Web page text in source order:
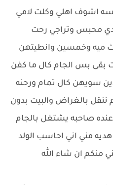
اشوف اهلي وكلت لامي
محبس وتراجي رحت
ميه وخمسين وانطيتهن
بقى بس الجام كال ما كفن
سويهن كال تمام ورحنه
ننقل بالغراض والبيت بدون
صاحبه يشتغل بالجام
مني اني احاسب الولد
منكم ان شاء الله